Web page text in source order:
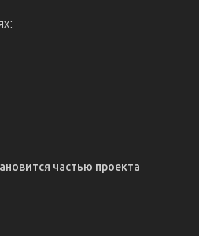
частью проекта